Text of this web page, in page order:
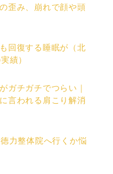
歪み、崩れで顔や頭
回復する睡眠が（北
績）
ガチガチでつらい｜
言われる肩こり解消
力整体院へ行くか悩